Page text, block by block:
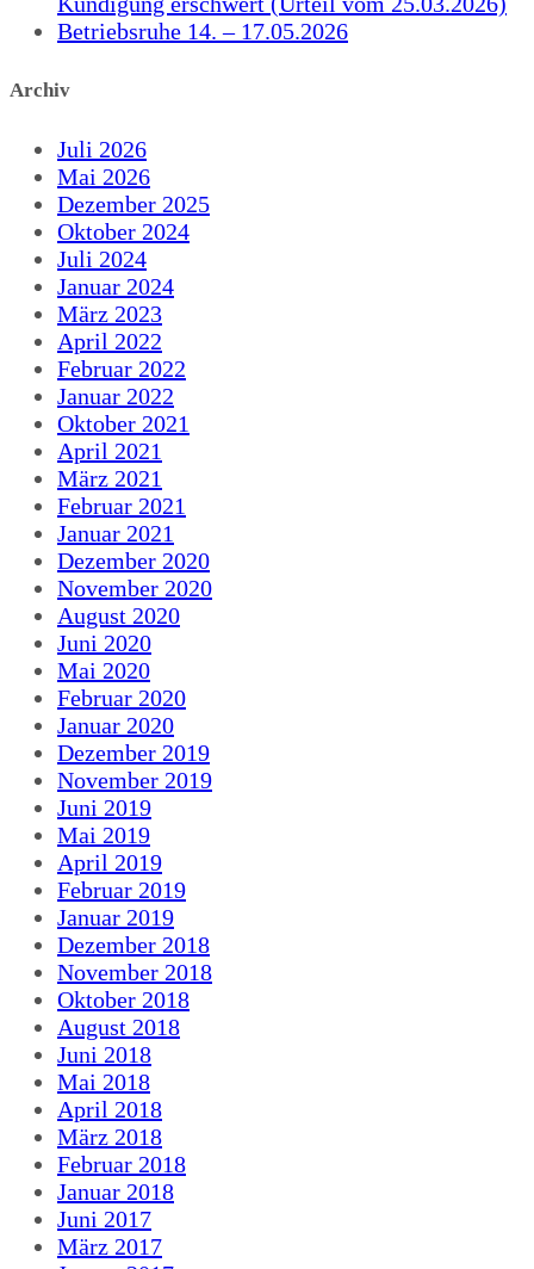
Betriebsruhe 14. – 17.05.2026
Archiv
Juli 2026
Mai 2026
Dezember 2025
Oktober 2024
Juli 2024
Januar 2024
März 2023
April 2022
Februar 2022
Januar 2022
Oktober 2021
April 2021
März 2021
Februar 2021
Januar 2021
Dezember 2020
November 2020
August 2020
Juni 2020
Mai 2020
Februar 2020
Januar 2020
Dezember 2019
November 2019
Juni 2019
Mai 2019
April 2019
Februar 2019
Januar 2019
Dezember 2018
November 2018
Oktober 2018
August 2018
Juni 2018
Mai 2018
April 2018
März 2018
Februar 2018
Januar 2018
Juni 2017
März 2017